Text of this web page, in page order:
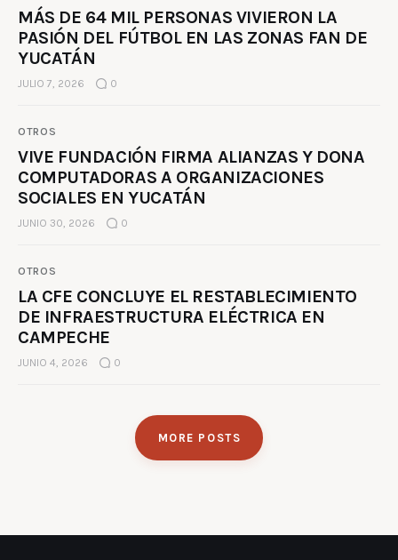
MÁS DE 64 MIL PERSONAS VIVIERON LA
PASIÓN DEL FÚTBOL EN LAS ZONAS FAN DE
YUCATÁN
JULIO 7, 2026 0
OTROS
VIVE FUNDACIÓN FIRMA ALIANZAS Y DONA
COMPUTADORAS A ORGANIZACIONES
SOCIALES EN YUCATÁN
JUNIO 30, 2026 0
OTROS
LA CFE CONCLUYE EL RESTABLECIMIENTO
DE INFRAESTRUCTURA ELÉCTRICA EN
CAMPECHE
JUNIO 4, 2026 0
MORE POSTS